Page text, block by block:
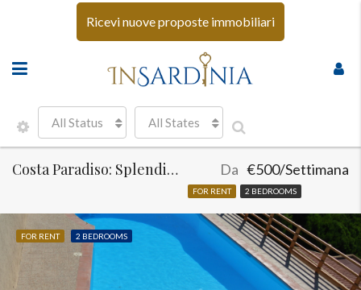
Ricevi nuove proposte immobiliari
All Status All States
Costa Paradiso: Splendida Villa con piscina
FOR RENT 2 BEDROOMS
Da €500/Settimana
FOR RENT 2 BEDROOMS